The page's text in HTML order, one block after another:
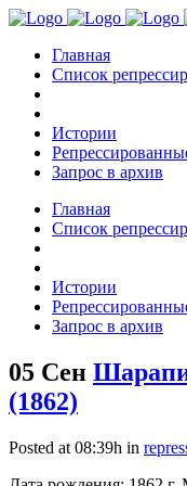
Главная
Список
Истории
Запрос в архив
Главная
Список
Истории
Запрос в архив
05 Сен
(1862)
Posted at 08:39h in